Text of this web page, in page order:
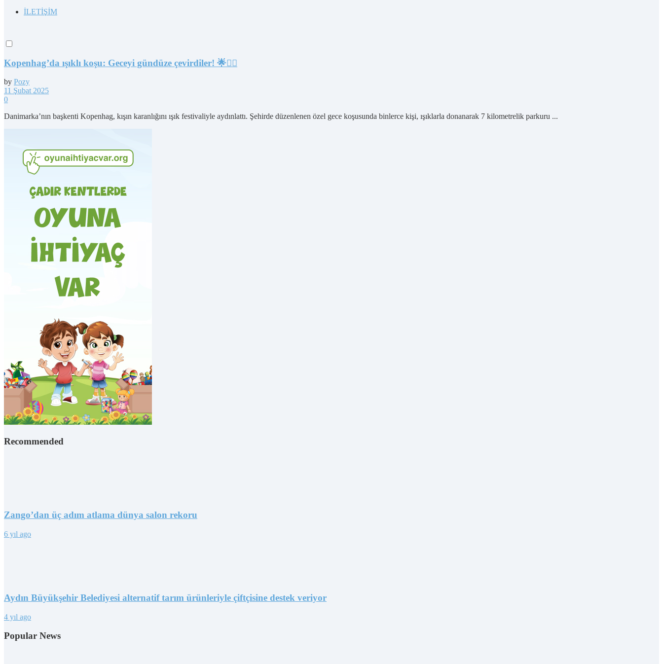
İLETİŞİM
Kopenhag’da ışıklı koşu: Geceyi gündüze çevirdiler! 🌟🏃‍♂️
by Pozy
11 Şubat 2025
0
Danimarka’nın başkenti Kopenhag, kışın karanlığını ışık festivaliyle aydınlattı. Şehirde düzenlenen özel gece koşusunda binlerce kişi, ışıklarla donanarak 7 kilometrelik parkuru ...
Recommended
Zango’dan üç adım atlama dünya salon rekoru
6 yıl ago
Aydın Büyükşehir Belediyesi alternatif tarım ürünleriyle çiftçisine destek veriyor
4 yıl ago
Popular News